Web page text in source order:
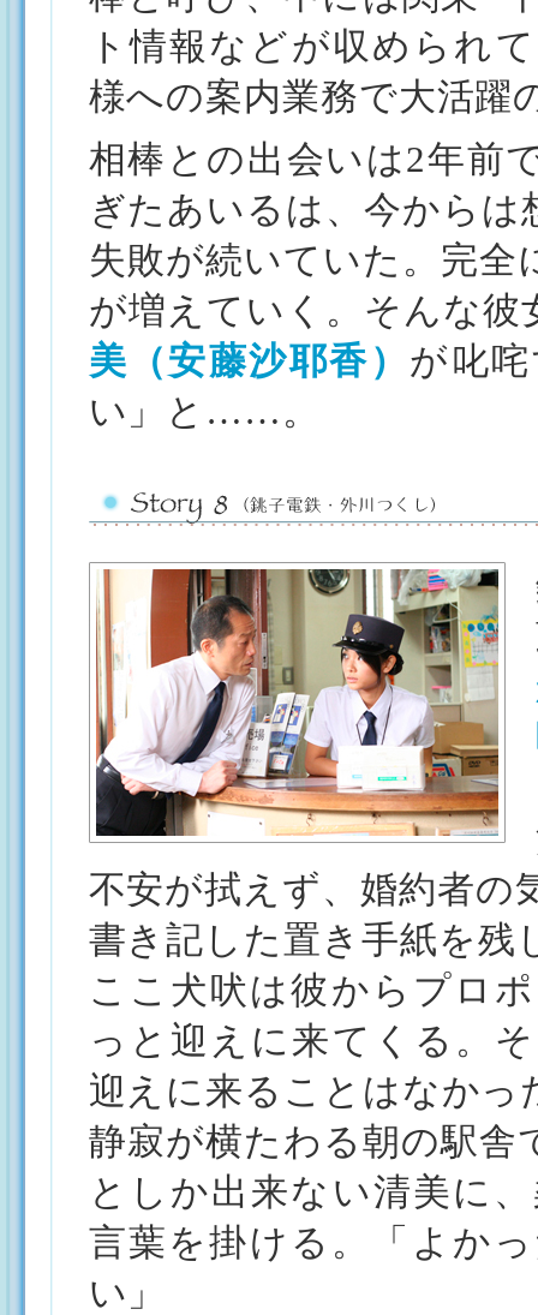
ト情報などが収められ
様への案内業務で大活躍
相棒との出会いは2年前
ぎたあいるは、今から
失敗が続いていた。完全
が増えていく。そんな彼
美（安藤沙耶香） が叱
い」と……。
不安が拭えず、婚約者の
書き記した置き手紙を残
ここ犬吠は彼からプロ
っと迎えに来てくる。
迎えに来ることはなかっ
静寂が横たわる朝の駅舎
としか出来ない清美に
言葉を掛ける。「よか
い」